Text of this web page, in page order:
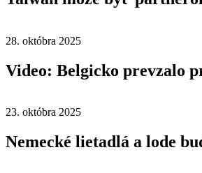
28. októbra 2025
Video: Belgicko prevzalo
23. októbra 2025
Nemecké lietadlá a lode